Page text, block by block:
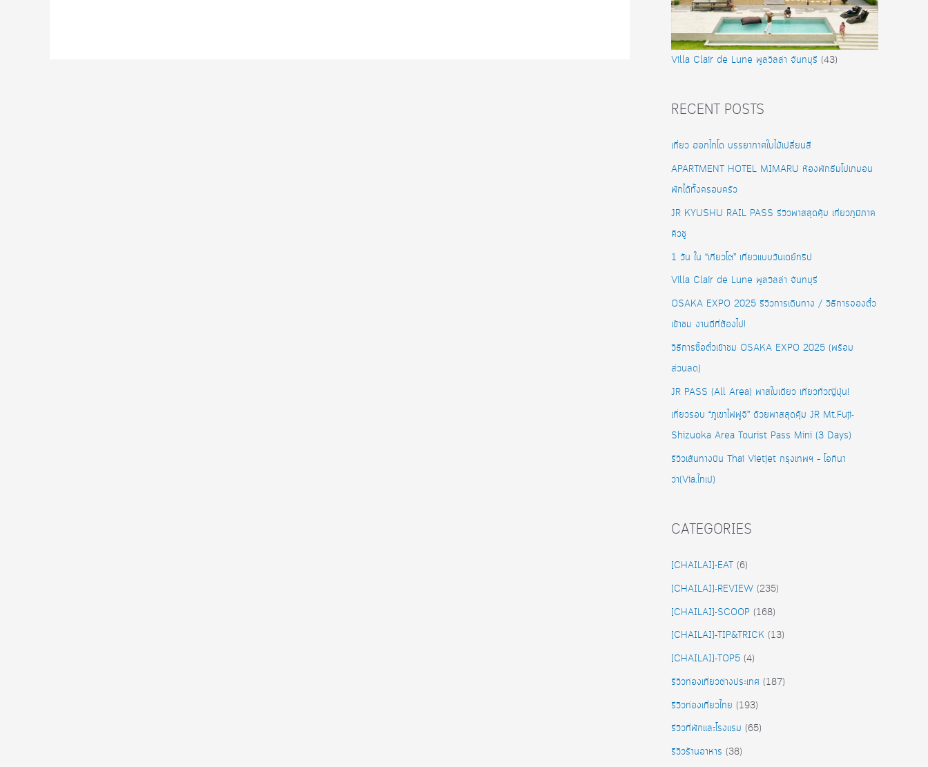
Villa Clair de Lune พูลวิลล่า จันทบุรี (43)
RECENT POSTS
เที่ยว ฮอกไกโด บรรยากาศใบไม้เปลี่ยนสี
APARTMENT HOTEL MIMARU ห้องพักธีมโปเกมอน
พักได้ทั้งครอบครัว
JR KYUSHU RAIL PASS รีวิวพาสสุดคุ้ม เที่ยวภูมิภาค
คิวชู
1 วัน ใน “เกียวโต” เที่ยวแบบวันเดย์ทริป
Villa Clair de Lune พูลวิลล่า จันทบุรี
OSAKA EXPO 2025 รีวิวการเดินทาง / วิธีการจองตั๋ว
เข้าชม งานดีที่ต้องไป!
วิธีการซื้อตั๋วเข้าชม OSAKA EXPO 2025 (พร้อม
ส่วนลด)
JR PASS (All Area) พาสใบเดียว เที่ยวทั่วญี่ปุ่น!
เที่ยวรอบ “ภูเขาไฟฟูจิ” ด้วยพาสสุดคุ้ม JR Mt.Fuji-
Shizuoka Area Tourist Pass Mini (3 Days)
รีวิวเส้นทางบิน Thai Vietjet กรุงเทพฯ – โอกินา
ว่า(Via.ไทเป)
CATEGORIES
[CHAILAI]-EAT (6)
[CHAILAI]-REVIEW (235)
[CHAILAI]-SCOOP (168)
[CHAILAI]-TIP&TRICK (13)
[CHAILAI]-TOP5 (4)
รีวิวท่องเที่ยวต่างประเทศ (187)
รีวิวท่องเที่ยวไทย (193)
รีวิวที่พักและโรงแรม (65)
รีวิวร้านอาหาร (38)